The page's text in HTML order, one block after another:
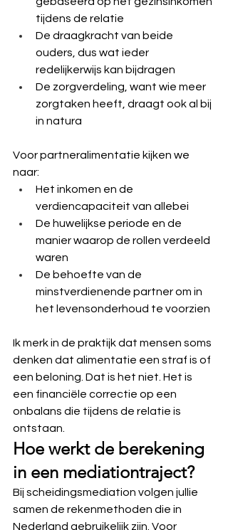
tijdens de relatie
De draagkracht van beide
ouders, dus wat ieder
redelijkerwijs kan bijdragen
De zorgverdeling, want wie meer
zorgtaken heeft, draagt ook al bij
in natura
Voor partneralimentatie kijken we
naar:
Het inkomen en de
verdiencapaciteit van allebei
De huwelijkse periode en de
manier waarop de rollen verdeeld
waren
De behoefte van de
minstverdienende partner om in
het levensonderhoud te voorzien
Ik merk in de praktijk dat mensen soms
denken dat alimentatie een straf is of
een beloning. Dat is het niet. Het is
een financiële correctie op een
onbalans die tijdens de relatie is
ontstaan.
Hoe werkt de berekening
in een mediationtraject?
Bij scheidingsmediation volgen jullie
samen de rekenmethoden die in
Nederland gebruikelijk zijn. Voor